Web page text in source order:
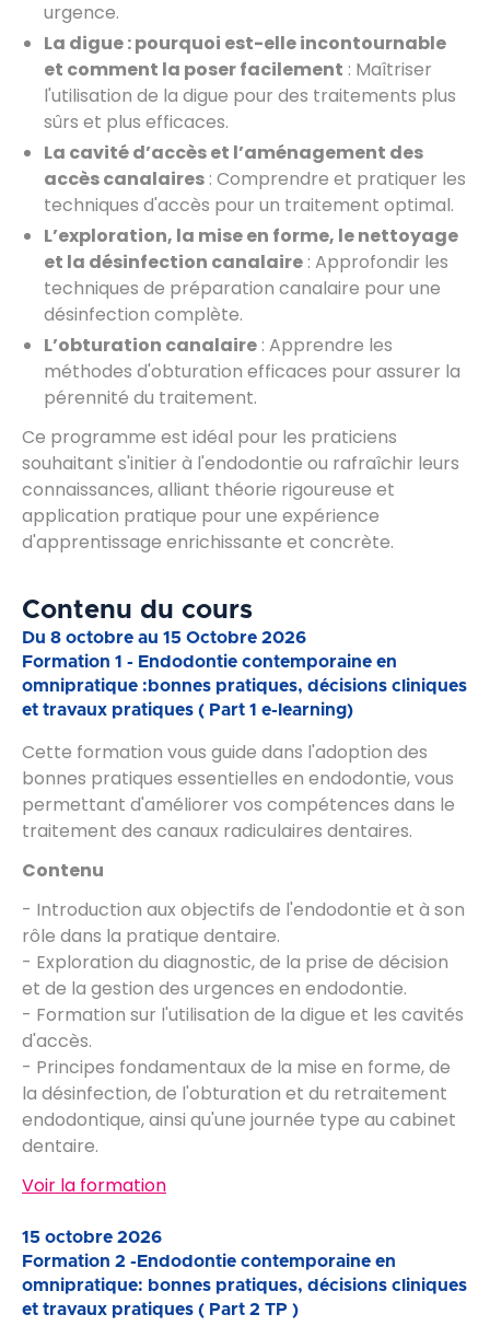
urgence.
La digue : pourquoi est-elle incontournable
et comment la poser facilement : Maîtriser
l'utilisation de la digue pour des traitements plus
sûrs et plus efficaces.
La cavité d’accès et l’aménagement des
accès canalaires : Comprendre et pratiquer les
techniques d'accès pour un traitement optimal.
L’exploration, la mise en forme, le nettoyage
et la désinfection canalaire : Approfondir les
techniques de préparation canalaire pour une
désinfection complète.
L’obturation canalaire : Apprendre les
méthodes d'obturation efficaces pour assurer la
pérennité du traitement.
Ce programme est idéal pour les praticiens
souhaitant s'initier à l'endodontie ou rafraîchir leurs
connaissances, alliant théorie rigoureuse et
application pratique pour une expérience
d'apprentissage enrichissante et concrète.
Contenu du cours
Du 8 octobre au 15 Octobre 2026
Formation 1 - Endodontie contemporaine en
omnipratique :bonnes pratiques, décisions cliniques
et travaux pratiques ( Part 1 e-learning)
Cette formation vous guide dans l'adoption des
bonnes pratiques essentielles en endodontie, vous
permettant d'améliorer vos compétences dans le
traitement des canaux radiculaires dentaires.
Contenu
- Introduction aux objectifs de l'endodontie et à son
rôle dans la pratique dentaire.
- Exploration du diagnostic, de la prise de décision
et de la gestion des urgences en endodontie.
- Formation sur l'utilisation de la digue et les cavités
d'accès.
- Principes fondamentaux de la mise en forme, de
la désinfection, de l'obturation et du retraitement
endodontique, ainsi qu'une journée type au cabinet
dentaire.
Voir la formation
15 octobre 2026
Formation 2 -Endodontie contemporaine en
omnipratique: bonnes pratiques, décisions cliniques
et travaux pratiques ( Part 2 TP )